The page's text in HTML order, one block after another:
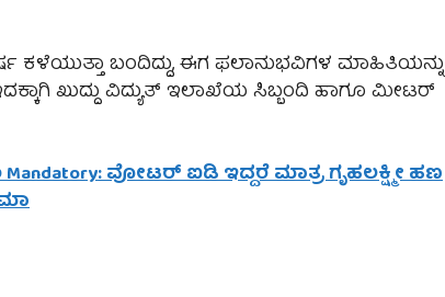
ಬಂದಿದ್ದು, ಈಗ ಫಲಾನುಭವಿಗಳ ಮಾಹಿತಿಯನ್ನು
ಖುದ್ದು ವಿದ್ಯುತ್ ಇಲಾಖೆಯ ಸಿಬ್ಬಂದಿ ಹಾಗೂ ಮೀಟರ್
Mandatory: ವೋಟರ್ ಐಡಿ ಇದ್ದರೆ ಮಾತ್ರ ಗೃಹಲಕ್ಷ್ಮೀ ಹಣ